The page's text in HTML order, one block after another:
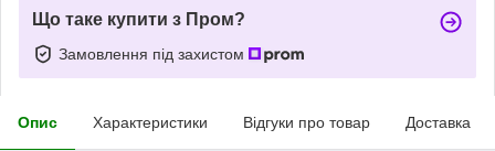
Що таке купити з Пром?
Замовлення під захистом
Опис Характеристики Відгуки про товар Доставка